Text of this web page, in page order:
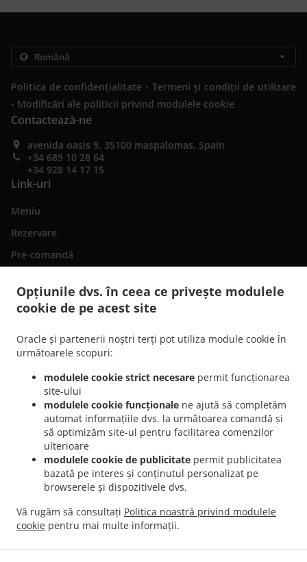
Opțiunile dvs. în ceea ce privește modulele
cookie de pe acest site
Oracle și partenerii noștri terți pot utiliza module cookie în
următoarele scopuri:
modulele cookie strict necesare permit funcționarea
site-ului
modulele cookie funcționale ne ajută să completăm
automat informațiile dvs. la următoarea comandă și
să optimizăm site-ul pentru facilitarea comenzilor
ulterioare
modulele cookie de publicitate permit publicitatea
bazată pe interes și conținutul personalizat pe
browserele și dispozitivele dvs.
Vă rugăm să consultați Politica noastră privind modulele
cookie pentru mai multe informații.
Politica de confidențialitate . Termeni și condiții de utilizare
. Modificări ale politicii privind modulele cookie
Contactează-ne
avenida oasis 9, 35100 maspalomas, Spain
+34 689 10 28 64
+34 928 14 17 15
Link-uri
Meniu
Rezervare
Pre-comandă
Maspalomas Playa del Inglés
. Livrare mâncare Italiană Maspalomas San Fernando
Maspalomas Meloneras . Livrare mâncare Italiană Maspalomas San Agustín . Livrare
mâncare Italiană Maspalomas Costa Meloneras
Maspalomas Playa del Águila
. Livrare mâncare Italiană Maspalomas Sonnenland
Livrare mâncare Italiană Maspalomas . Livrare mâncare Italiană El Tablero .
mâncare Italiană Lomo Gordo
mâncare Italiană El Salobre
. Livrare mâncare Italiană Pasito Blanco . Livrare
mâncare Italiană Montaña Blanca
. Livrare mâncare Italiană Mogán .
Livrare mâncare
Santa Lucía de Tirajana . Livrare mâncare Italiană Arteara . Livrare mâncare Italiană
Ayagaures . Livrare mâncare Italiană Cercados de Espinos
El Horno . Mâncare pentru acasă cu livrare